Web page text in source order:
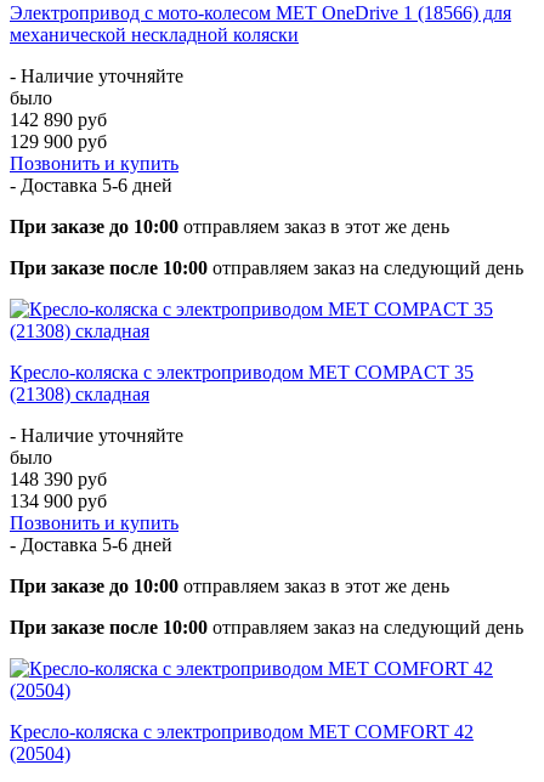
Электропривод с мото-колесом MET OneDrive 1 (18566) для
механической нескладной коляски
- Наличие уточняйте
было
142 890 руб
129 900 руб
Позвонить и купить
- Доставка 5-6 дней
При заказе до 10:00 отправляем заказ в этот же день
При заказе после 10:00 отправляем заказ на следующий день
Кресло-коляска с электроприводом MET COMPACT 35
(21308) складная
- Наличие уточняйте
было
148 390 руб
134 900 руб
Позвонить и купить
- Доставка 5-6 дней
При заказе до 10:00 отправляем заказ в этот же день
При заказе после 10:00 отправляем заказ на следующий день
Кресло-коляска с электроприводом MET COMFORT 42
(20504)